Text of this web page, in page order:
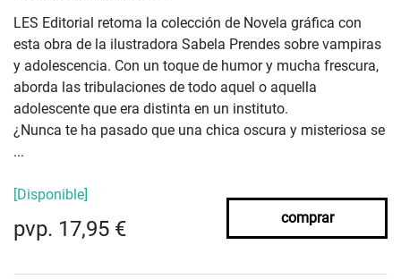
LES Editorial retoma la colección de Novela gráfica con
esta obra de la ilustradora Sabela Prendes sobre vampiras
y adolescencia. Con un toque de humor y mucha frescura,
aborda las tribulaciones de todo aquel o aquella
adolescente que era distinta en un instituto.
¿Nunca te ha pasado que una chica oscura y misteriosa se
...
[Disponible]
pvp. 17,95 € comprar